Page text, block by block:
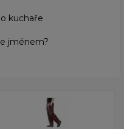
kuchaře
jménem?